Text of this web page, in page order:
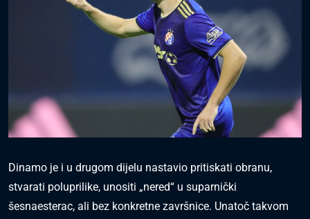
Dinamo je i u drugom dijelu nastavio pritiskati obranu,
stvarati poluprilike, unositi „nered“ u suparnički
šesnaesterac, ali bez konkretne završnice. Unatoč takvom